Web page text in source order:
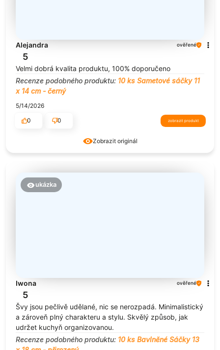
Zobrazit originál
Alejandra ověřené
5
Velmi dobrá kvalita produktu, 100% doporučeno
Recenze podobného produktu: 10 ks Sametové sáčky 11
x 14 cm - černý
5/14/2026
0
0 zobrazit produkt
ukázka
Iwona ověřené
5
Švy jsou pečlivě udělané, nic se nerozpadá. Minimalistický
a zároveň plný charakteru a stylu. Skvělý způsob, jak
udržet kuchyň organizovanou.
Recenze podobného produktu: 10 ks Bavlněné Sáčky 13